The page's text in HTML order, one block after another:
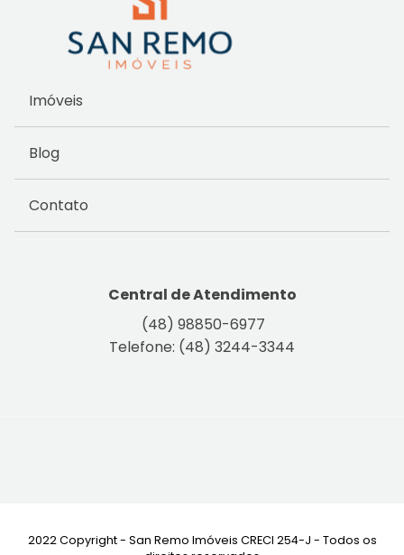
Imóveis
Blog
Contato
Central de Atendimento
(48) 98850-6977
Telefone: (48) 3244-3344
2022 Copyright - San Remo Imóveis CRECI 254-J - Todos os